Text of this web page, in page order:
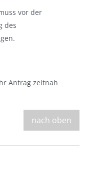
vor der
des
Antrag zeitnah
nach oben